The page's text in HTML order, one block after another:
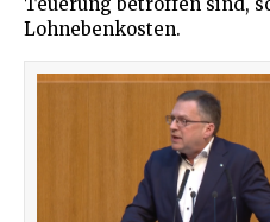
Teuerung betroffen sind,
Lohnebenkosten.